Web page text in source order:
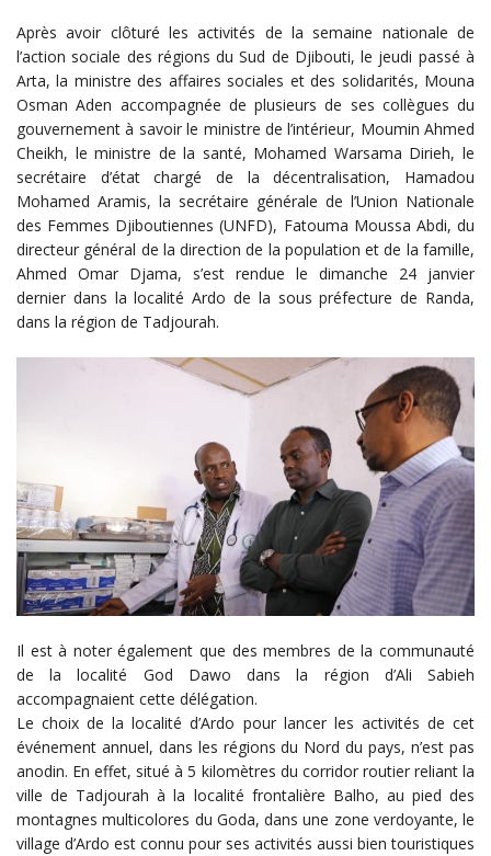
Après avoir clôturé les activités de la semaine nationale de
l’action sociale des régions du Sud de Djibouti, le jeudi passé à
Arta, la ministre des affaires sociales et des solidarités, Mouna
Osman Aden accompagnée de plusieurs de ses collègues du
gouvernement à savoir le ministre de l’intérieur, Moumin Ahmed
Cheikh, le ministre de la santé, Mohamed Warsama Dirieh, le
secrétaire d’état chargé de la décentralisation, Hamadou
Mohamed Aramis, la secrétaire générale de l’Union Nationale
des Femmes Djiboutiennes (UNFD), Fatouma Moussa Abdi, du
directeur général de la direction de la population et de la famille,
Ahmed Omar Djama, s’est rendue le dimanche 24 janvier
dernier dans la localité Ardo de la sous préfecture de Randa,
dans la région de Tadjourah.
Il est à noter également que des membres de la communauté
de la localité God Dawo dans la région d’Ali Sabieh
accompagnaient cette délégation.
Le choix de la localité d’Ardo pour lancer les activités de cet
événement annuel, dans les régions du Nord du pays, n’est pas
anodin. En effet, situé à 5 kilomètres du corridor routier reliant la
ville de Tadjourah à la localité frontalière Balho, au pied des
montagnes multicolores du Goda, dans une zone verdoyante, le
village d’Ardo est connu pour ses activités aussi bien touristiques